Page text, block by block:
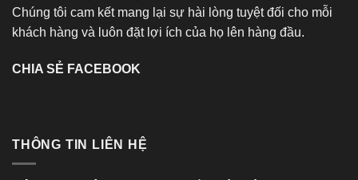
Chúng tôi cam kết mang lại sự hài lòng tuyệt đối cho mỗi
khách hàng và luôn đặt lợi ích của họ lên hàng đầu.
CHIA SẺ FACEBOOK
THÔNG TIN LIÊN HỆ